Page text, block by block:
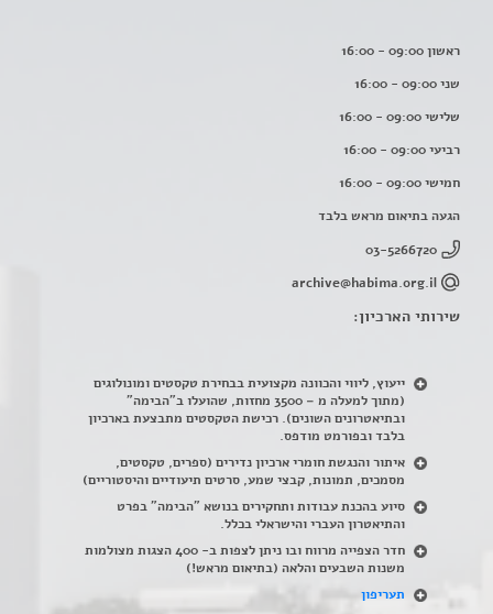
ראשון 09:00 - 16:00
שני 09:00 - 16:00
שלישי 09:00 - 16:00
רביעי 09:00 - 16:00
חמישי 09:00 - 16:00
הגעה בתיאום מראש בלבד
03-5266720
archive@habima.org.il
שירותי הארכיון:
ייעוץ, ליווי והכוונה מקצועית בבחירת טקסטים ומונולוגים
(מתוך למעלה מ – 3500 מחזות, שהועלו ב"הבימה"
ובתיאטרונים השונים). רכישת הטקסטים מתבצעת בארכיון
בלבד ובפורמט מודפס.
איתור והנגשת חומרי ארכיון נדירים (ספרים, טקסטים,
מסמכים, תמונות, קבצי שמע, סרטים תיעודיים והיסטוריים)
סיוע בהכנת עבודות ותחקירים בנושא "הבימה" בפרט
והתיאטרון העברי והישראלי בכלל.
חדר הצפייה מרווח ובו ניתן לצפות ב- 400 הצגות מצולמות
משנות השבעים והלאה (בתיאום מראש!)
תעריפון